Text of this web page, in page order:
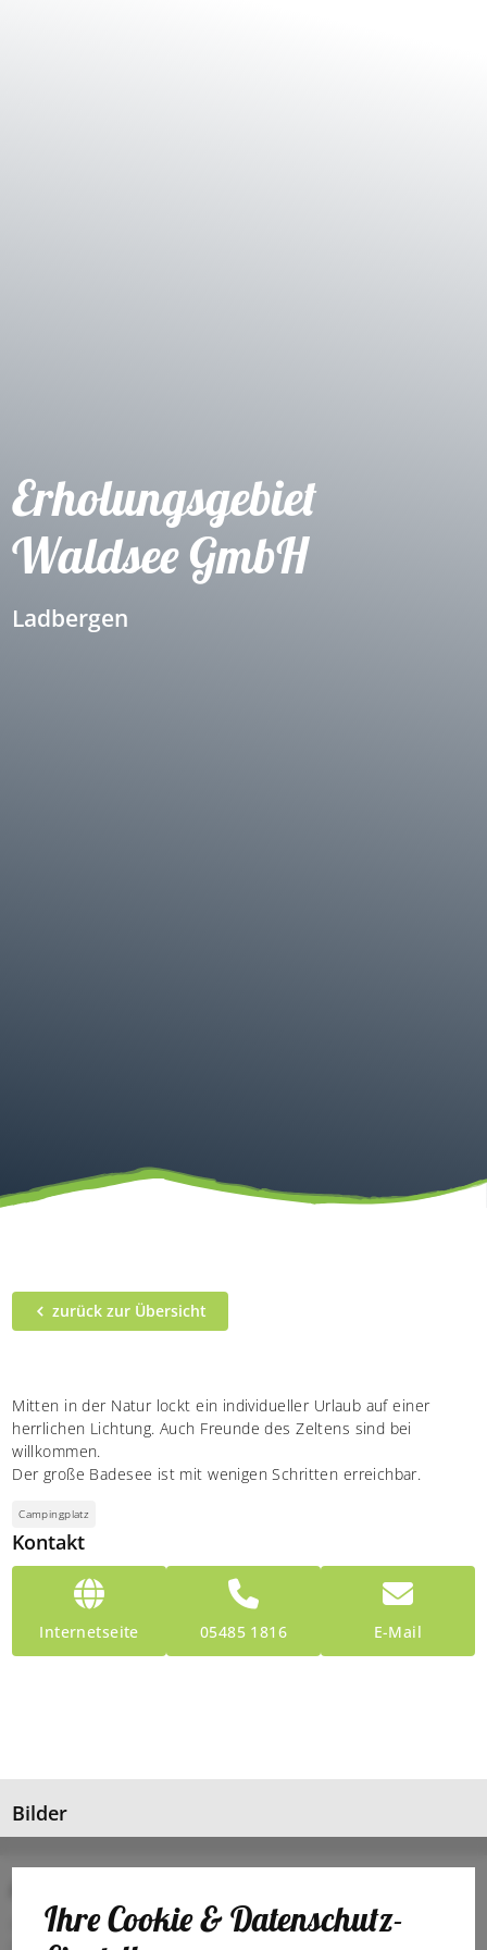
Erholungsgebiet
Waldsee GmbH
Ladbergen
zurück zur Übersicht
Mitten in der Natur lockt ein individueller Urlaub auf einer
herrlichen Lichtung. Auch Freunde des Zeltens sind bei
willkommen.
Der große Badesee ist mit wenigen Schritten erreichbar.
Campingplatz
Kontakt
Internetseite 05485 1816 E-Mail
Bilder
49549 Ladbergen
Ihre Cookie & Datenschutz-